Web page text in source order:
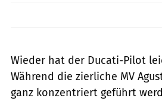
Wieder hat der Ducati-Pilot
Während die zierliche MV
ganz konzentriert geführt